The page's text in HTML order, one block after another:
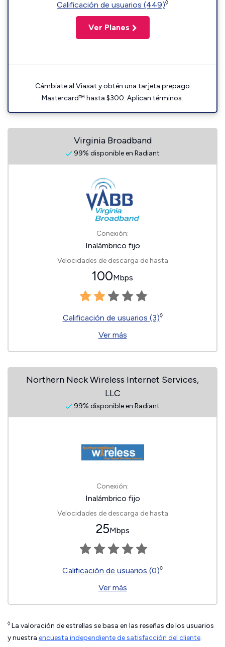
Calificación de usuarios (449)◊
Ver Planes
Cámbiate al Viasat y obtén una tarjeta prepago
Mastercard™ hasta $300. Aplican términos.
Virginia Broadband
99% disponible en Radiant
Conexión:
Inalámbrico fijo
Velocidades de descarga de hasta
100Mbps
Calificación de usuarios (3)◊
Ver más
Northern Neck Wireless Internet Services,
LLC
99% disponible en Radiant
Conexión:
Inalámbrico fijo
Velocidades de descarga de hasta
25Mbps
Calificación de usuarios (0)◊
Ver más
◊ La valoración de estrellas se basa en las reseñas de los usuarios
y nuestra encuesta independiente de satisfacción del cliente.